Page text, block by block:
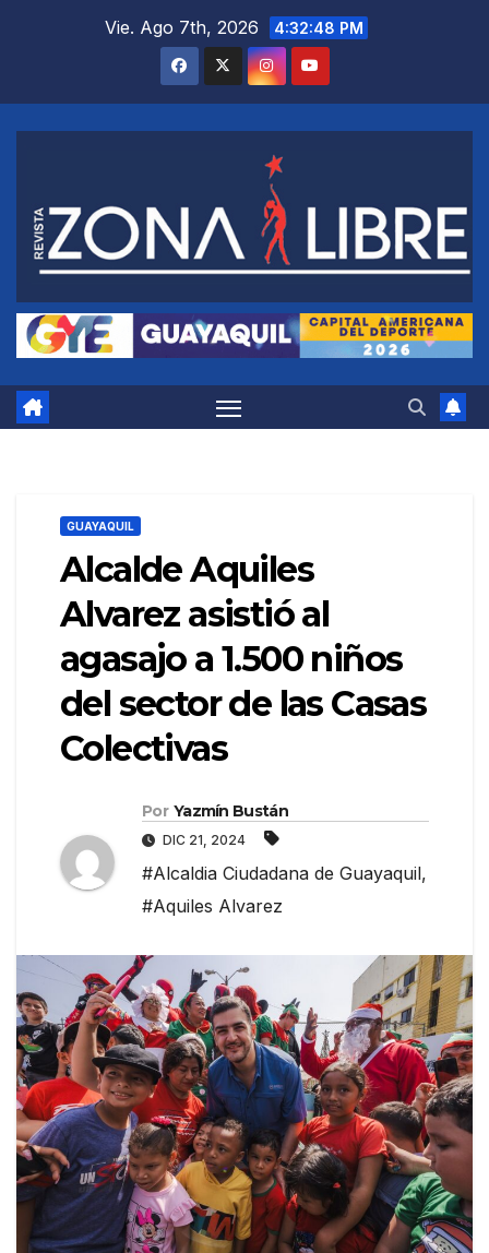
Vie. Ago 7th, 2026 4:32:49 PM
GUAYAQUIL
Alcalde Aquiles
Alvarez asistió al
agasajo a 1.500 niños
del sector de las Casas
Colectivas
Por Yazmín Bustán
DIC 21, 2024
#Alcaldia Ciudadana de Guayaquil,
#Aquiles Alvarez